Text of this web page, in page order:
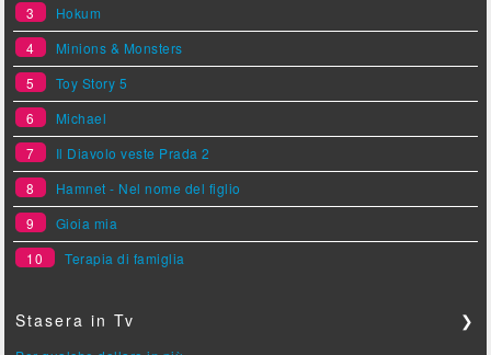
3
Hokum
4
Minions & Monsters
5
Toy Story 5
6
Michael
7
Il Diavolo veste Prada 2
8
Hamnet - Nel nome del figlio
9
Gioia mia
10
Terapia di famiglia
Stasera in Tv ❯